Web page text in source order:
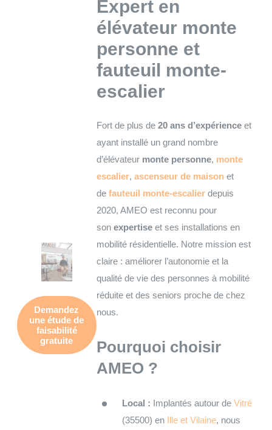
Demandez
uneétude de
faisabilité
gratuite
Expert en
élévateur monte
personne et
fauteuil monte-
escalier
Fort de plus de 20 ans d’expérienceet
ayant installé un grand nombre
d’élévateur monte personne, monte
escalier, ascenseur de maisonet
de fauteuil monte-escalierdepuis
2020, AMEO est reconnu pour
son expertiseet ses installations en
mobilité résidentielle. Notre mission est
claire : améliorer l’autonomie et la
qualité de vie des personnes à mobilité
réduite et des seniors proche de chez
nous.
Pourquoi choisir
AMEO ?
Local : Implantés autour de Vitré
(35500) en Ille et Vilaine, nous